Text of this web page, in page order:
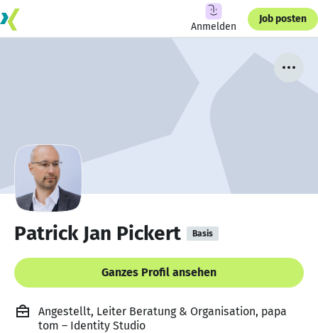
Anmelden
Job posten
Patrick Jan Pickert Basis
Ganzes Profil ansehen
Angestellt, Leiter Beratung & Organisation, papa
tom – Identity Studio